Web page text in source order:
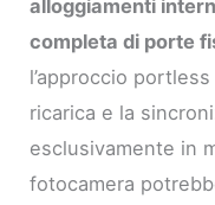
alloggiamenti
completa di porte
l’approccio
ricarica e la
esclusivamente in
fotocamera